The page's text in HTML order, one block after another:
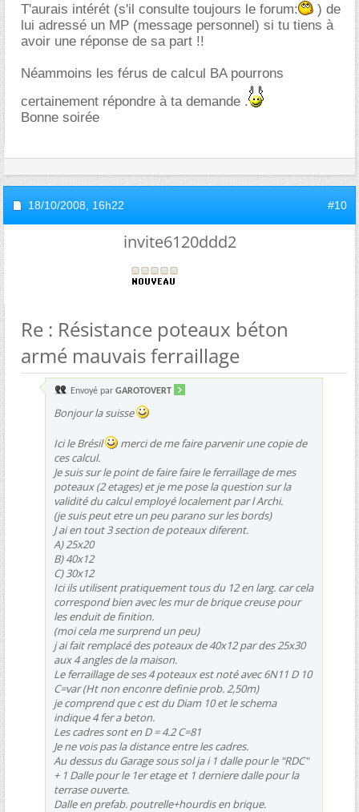
T'aurais intérét (s'il consulte toujours le forum:
) de
lui adressé un MP (message personnel) si tu tiens à
avoir une réponse de sa part !!
Néammoins les férus de calcul BA pourrons
certainement répondre à ta demande .
Bonne soirée
18/10/2008, 16h22 #10
invite6120ddd2
Re : Résistance poteaux béton
armé mauvais ferraillage
Envoyé par GAROTOVERT
Bonjour la suisse
Ici le Brésil
merci de me faire parvenir une copie de
ces calcul.
Je suis sur le point de faire faire le ferraillage de mes
poteaux (2 etages) et je me pose la question sur la
validité du calcul employé localement par l Archi.
(je suis peut etre un peu parano sur les bords)
J ai en tout 3 section de poteaux diferent.
A) 25x20
B) 40x12
C) 30x12
Ici ils utilisent pratiquement tous du 12 en larg. car cela
correspond bien avec les mur de brique creuse pour
les enduit de finition.
(moi cela me surprend un peu)
j ai fait remplacé des poteaux de 40x12 par des 25x30
aux 4 angles de la maison.
Le ferraillage de ses 4 poteaux est noté avec 6N11 D 10
C=var (Ht non enconre definie prob. 2,50m)
je comprend que c est du Diam 10 et le schema
indique 4 fer a beton.
Les cadres sont en D = 4.2 C=81
Je ne vois pas la distance entre les cadres.
Au dessus du Garage sous sol ja i 1 dalle pour le "RDC"
+ 1 Dalle pour le 1er etage et 1 derniere dalle pour la
terrase ouverte.
Dalle en prefab. poutrelle+hourdis en brique.